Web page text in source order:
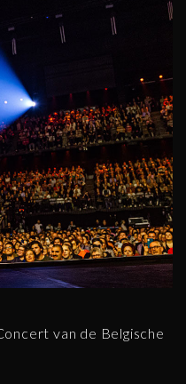
van de Belgische